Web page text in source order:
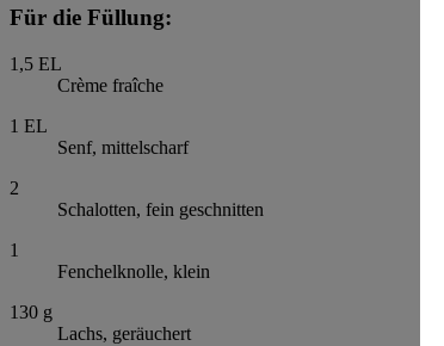
Für die Füllung:
1,5 EL
Crème fraîche
1 EL
Senf, mittelscharf
2
Schalotten, fein geschnitten
1
Fenchelknolle, klein
130 g
Lachs, geräuchert